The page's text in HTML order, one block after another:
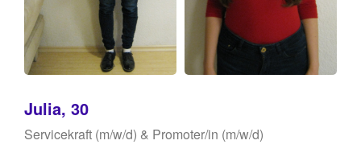
Julia, 30
Servicekraft (m/w/d) & Promoter/in (m/w/d)